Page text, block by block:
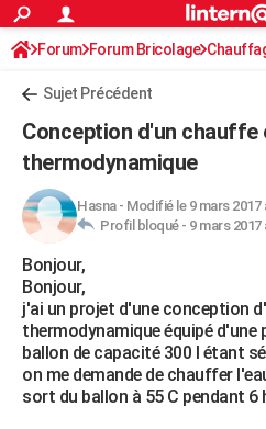
ACTUALITÉS
Politique
Société
Faits Divers
Education
Monde
Villes
+
Programme TV
TNTStreaming
Cinéma
Sorties cinéma
Musique
+FINANCE
Retraite
Impôts
Epargne
Immobilier
Risques naturels par ville
Banque
Assurance
Crédit
AUTO
Réserver un essai
Citadines
Forum auto
Mobiles
Meilleur smartphone
Internet
Ordinateurs
Jeux vidéo
Guide high-tech
BRICOLAGE
Forum
Aménagement intérieur
Extérieur
Cuisine
Salle de bains
Jardinage
Rangement
WEEK-END
Guides de France
Escapades
Patrimoine
Expositions
Musées
Week-end nature
+LIFESTYLE
Forum Forum Bricolage
Sujet Précédent
Conception d'un chauffe
thermodynamique
Hasna- Modifié le 9 mars 2017
Profil bloqué - 9 mars 2017
Bonjour,
Bonjour,
j'ai un projet d'une conception
thermodynamique équipé d'une
ballon de capacité 300 l étant
on me demande de chauffer
sort du ballon à 55 C pendant 6